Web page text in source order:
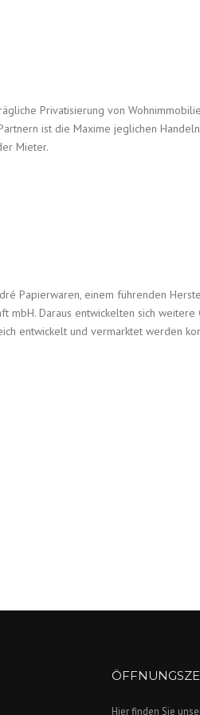
Privatisierung von
ist die Maxime jeglichen
Mieter.
Papierwaren, einem führenden
Daraus entwickelten sich
entwickelt und vermarktet werden
Hier finden Sie